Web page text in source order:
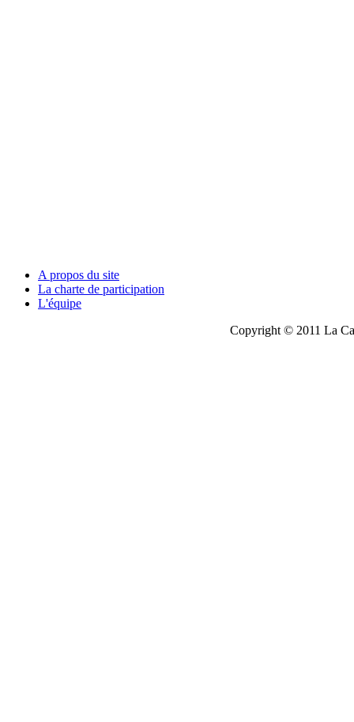
A propos du site
La charte de participation
L'équipe
Copyright © 2011 La